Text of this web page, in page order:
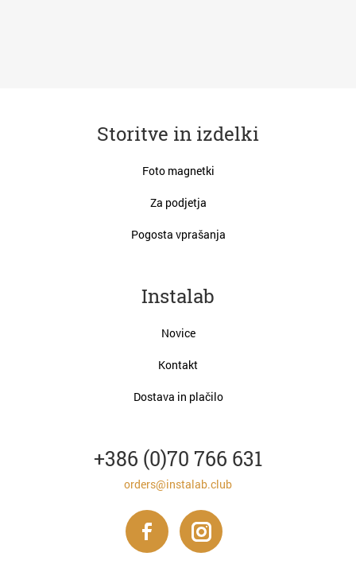
Storitve in izdelki
Foto magnetki
Za podjetja
Pogosta vprašanja
Instalab
Novice
Kontakt
Dostava in plačilo
+386 (0)70 766 631
orders@instalab.club